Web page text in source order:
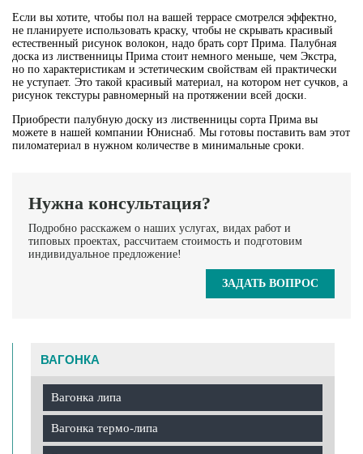
Если вы хотите, чтобы пол на вашей террасе смотрелся эффектно,
не планируете использовать краску, чтобы не скрывать красивый
естественный рисунок волокон, надо брать сорт Прима. Палубная
доска из лиственницы Прима стоит немного меньше, чем Экстра,
но по характеристикам и эстетическим свойствам ей практически
не уступает. Это такой красивый материал, на котором нет сучков, а
рисунок текстуры равномерный на протяжении всей доски.
Приобрести палубную доску из лиственницы сорта Прима вы
можете в нашей компании Юниснаб. Мы готовы поставить вам этот
пиломатериал в нужном количестве в минимальные сроки.
Нужна консультация?
Подробно расскажем о наших услугах, видах работ и
типовых проектах, рассчитаем стоимость и подготовим
индивидуальное предложение!
ЗАДАТЬ ВОПРОС
ВАГОНКА
Вагонка липа
Вагонка термо-липа